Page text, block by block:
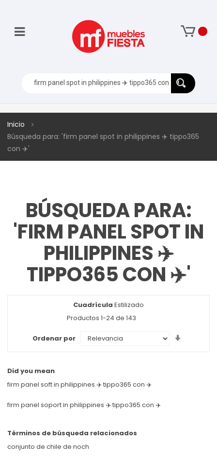
Inicio
Búsqueda para: 'firm panel spot in philippines ✈️ tippo365
con ✈️'
BÚSQUEDA PARA:
'FIRM PANEL SPOT IN
PHILIPPINES ✈️
TIPPO365 CON ✈️'
Ver
como
Cuadrícula Estilizado
Productos 1-24 de 143
Ordenar por
Did you mean
firm panel soft in philippines ✈️ tippo365 con ✈️
firm panel soport in philippines ✈️ tippo365 con ✈️
Términos de búsqueda relacionados
conjunto de chile de noch